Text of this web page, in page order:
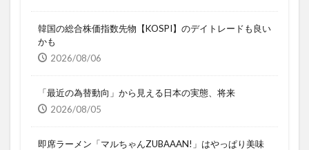
韓国の総合株価指数先物【KOSPI】のデイトレードも良い
かも
2026/08/06
「最近の為替動向」から見える日本の実態、将来
2026/08/05
即席ラーメン「マルちゃんZUBAAAN!」はやっぱり美味